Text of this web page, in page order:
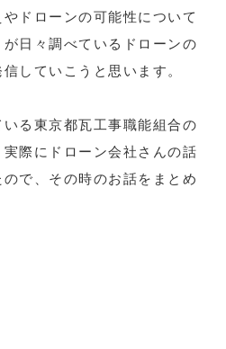
ドローンの可能性について
日々調べているドローンの
していこうと思います。
る東京都瓦工事職能組合の
際にドローン会社さんの話
で、その時のお話をまとめ